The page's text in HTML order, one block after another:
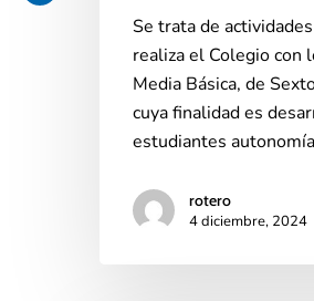
Se trata de
realiza el Colegio con
Media Básica, de
cuya finalidad es
estudiantes
rotero
4 diciembre, 2024